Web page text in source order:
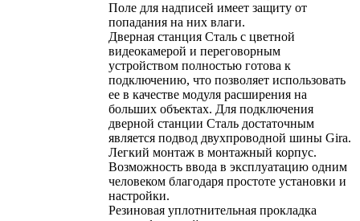
Поле для надписей имеет защиту от
попадания на них влаги.
Дверная станция Сталь с цветной
видеокамерой и переговорным
устройством полностью готова к
подключению, что позволяет использовать
ее в качестве модуля расширения на
больших объектах. Для подключения
дверной станции Сталь достаточным
является подвод двухпроводной шины Gira.
Легкий монтаж в монтажный корпус.
Возможность ввода в эксплуатацию одним
человеком благодаря простоте установки и
настройки.
Резиновая уплотнительная прокладка